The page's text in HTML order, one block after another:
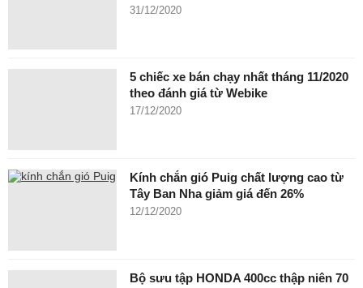
31/12/2020
5 chiếc xe bán chạy nhất tháng 11/2020
theo đánh giá từ Webike
17/12/2020
Kính chắn gió Puig chất lượng cao từ
Tây Ban Nha giảm giá đến 26%
12/12/2020
Bộ sưu tập HONDA 400cc thập niên 70